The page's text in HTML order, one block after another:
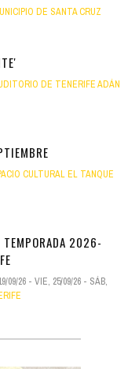
DE SANTA CRUZ
DE TENERIFE ADÁN
CULTURAL EL TANQUE
TEMPORADA 2026-
09/26 - VIE, 25/09/26 - SÁB,